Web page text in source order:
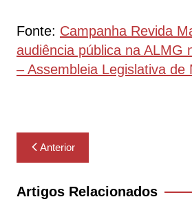
Fonte: Campanha Revida
audiência pública na ALMG
– Assembleia Legislativa de
Navegação
de
Post
Anterior
Artigos Relacionados